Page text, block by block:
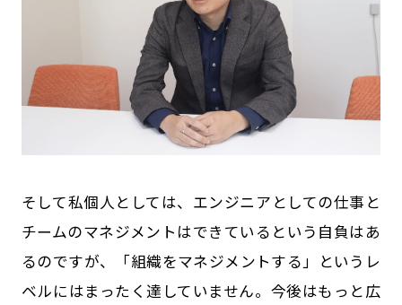
そして私個人としては、エンジニアとしての仕事と
チームのマネジメントはできているという自負はあ
るのですが、「組織をマネジメントする」というレ
ベルにはまったく達していません。今後はもっと広